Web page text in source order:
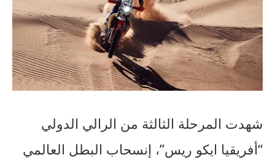
شهدت المرحلة الثالثة من الرالي الدولي
“أفريقيا ايكو ريس”، إنسحاب البطل العالمي